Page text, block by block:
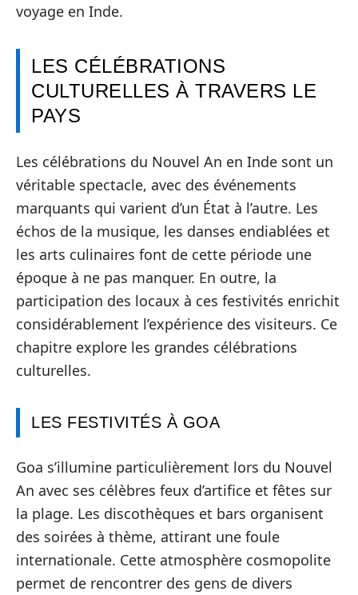
voyage en Inde.
LES CÉLÉBRATIONS
CULTURELLES À TRAVERS LE
PAYS
Les célébrations du Nouvel An en Inde sont un
véritable spectacle, avec des événements
marquants qui varient d’un État à l’autre. Les
échos de la musique, les danses endiablées et
les arts culinaires font de cette période une
époque à ne pas manquer. En outre, la
participation des locaux à ces festivités enrichit
considérablement l’expérience des visiteurs. Ce
chapitre explore les grandes célébrations
culturelles.
LES FESTIVITÉS À GOA
Goa s’illumine particulièrement lors du Nouvel
An avec ses célèbres feux d’artifice et fêtes sur
la plage. Les discothèques et bars organisent
des soirées à thème, attirant une foule
internationale. Cette atmosphère cosmopolite
permet de rencontrer des gens de divers